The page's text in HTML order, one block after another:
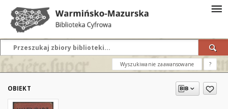
Wyszukiwanie zaawansowane ?
OBIEKT